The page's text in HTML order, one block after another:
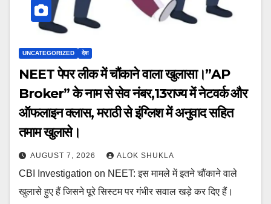
UNCATEGORIZED देश
NEET पेपर लीक में चौंकाने वाला खुलासा।”AP
Broker” के नाम से सेव नंबर,13राज्य में नेटवर्क और
ऑफलाइन क्लास, मराठी से इंग्लिश में अनुवाद सहित
तमाम खुलासे।
AUGUST 7, 2026 ALOK SHUKLA
CBI Investigation on NEET: इस मामले में इतने चौंकाने वाले
खुलासे हुए हैं जिसने पूरे सिस्टम पर गंभीर सवाल खड़े कर दिए हैं।